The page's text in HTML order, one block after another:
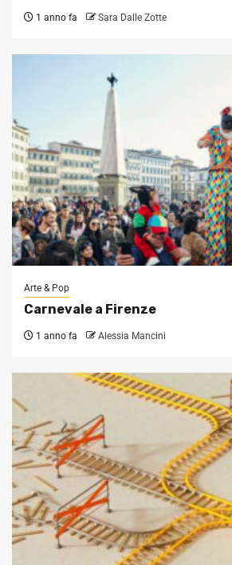
1 anno fa Sara Dalle Zotte
Arte & Pop
Carnevale a Firenze
1 anno fa Alessia Mancini